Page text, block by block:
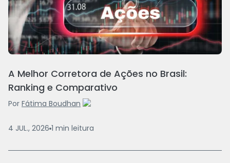
A Melhor Corretora de Ações no Brasil:
Ranking e Comparativo
Por Fátima Boudhan
4 JUL., 2026 1 min leitura